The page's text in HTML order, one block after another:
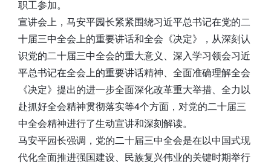
职工参加。
宣讲会上，马安平园长紧紧围绕习近平总书记在党的二
十届三中全会上的重要讲话和全会《决定》，从深刻认
识党的二十届三中全会的重大意义、深入学习领会习近
平总书记在全会上的重要讲话精神、全面准确理解全会
《决定》提出的进一步全面深化改革重大举措、全力以
赴抓好全会精神贯彻落实等4个方面，对党的二十届三
中全会精神进行了生动宣讲和深刻解读。
马安平园长强调，党的二十届三中全会是在以中国式现
代化全面推进强国建设、民族复兴伟业的关键时期举行